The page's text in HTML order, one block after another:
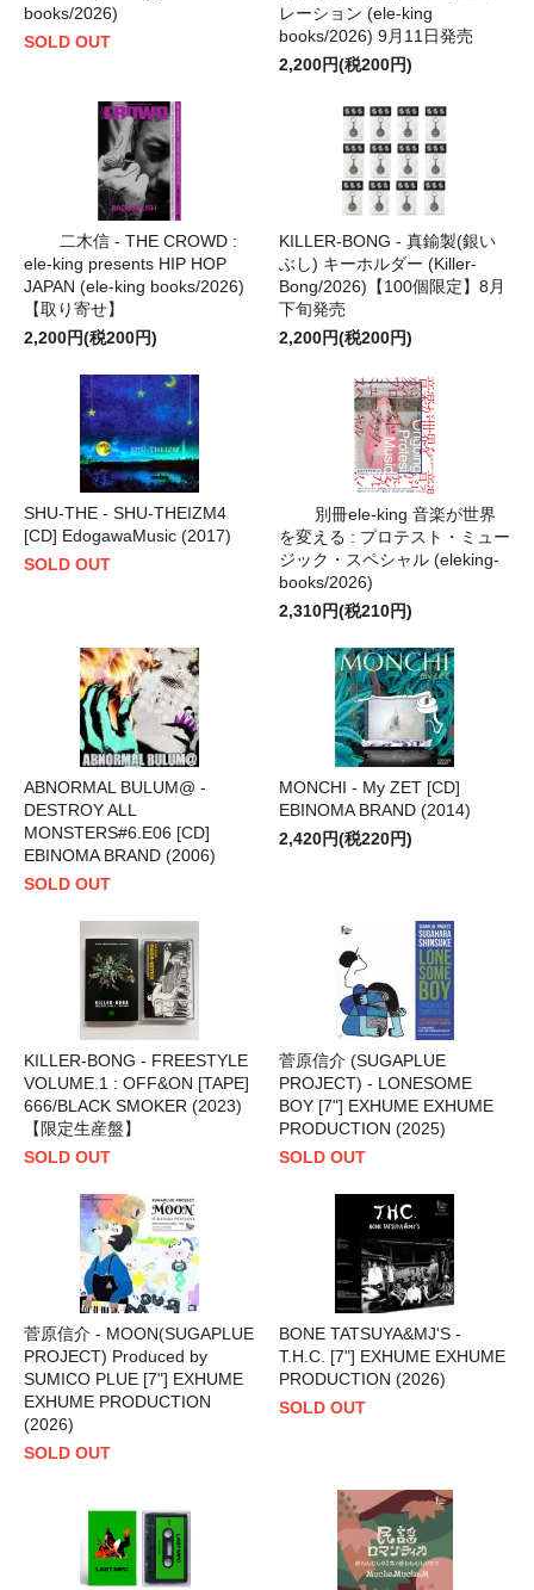
books/2026)
SOLD OUT
レーション (ele-king
books/2026) 9月11日発売
2,200円(税200円)
二木信 - THE CROWD :
ele-king presents HIP HOP
JAPAN (ele-king books/2026)
【取り寄せ】
2,200円(税200円)
KILLER-BONG - 真鍮製(銀い
ぶし) キーホルダー (Killer-
Bong/2026)【100個限定】8月
下旬発売
2,200円(税200円)
SHU-THE - SHU-THEIZM4
[CD] EdogawaMusic (2017)
SOLD OUT
別冊ele-king 音楽が世界
を変える : プロテスト・ミュー
ジック・スペシャル (eleking-
books/2026)
2,310円(税210円)
ABNORMAL BULUM@ -
DESTROY ALL
MONSTERS#6.E06 [CD]
EBINOMA BRAND (2006)
SOLD OUT
MONCHI - My ZET [CD]
EBINOMA BRAND (2014)
2,420円(税220円)
KILLER-BONG - FREESTYLE
VOLUME.1 : OFF&ON [TAPE]
666/BLACK SMOKER (2023)
【限定生産盤】
SOLD OUT
菅原信介 (SUGAPLUE
PROJECT) - LONESOME
BOY [7"] EXHUME EXHUME
PRODUCTION (2025)
SOLD OUT
菅原信介 - MOON(SUGAPLUE
PROJECT) Produced by
SUMICO PLUE [7"] EXHUME
EXHUME PRODUCTION
(2026)
SOLD OUT
BONE TATSUYA&MJ'S -
T.H.C. [7"] EXHUME EXHUME
PRODUCTION (2026)
SOLD OUT